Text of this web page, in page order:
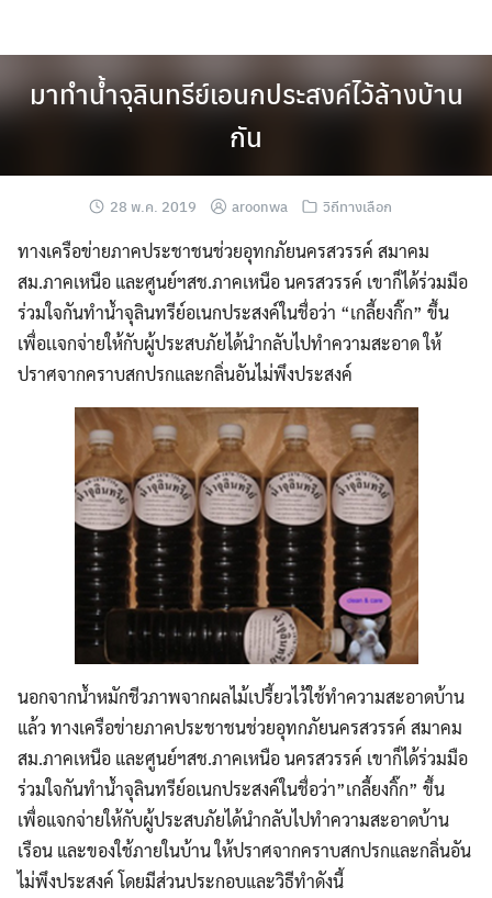
มาทำน้ำจุลินทรีย์เอนกประสงค์ไว้ล้างบ้าน
กัน
28 พ.ค. 2019 aroonwa วิถีทางเลือก
ทางเครือข่ายภาคประชาชนช่วยอุทกภัยนครสวรรค์ สมาคม
สม.ภาคเหนือ และศูนย์ฯสช.ภาคเหนือ นครสวรรค์ เขาก็ได้ร่วมมือ
ร่วมใจกันทำน้ำจุลินทรีย์อเนกประสงค์ในชื่อว่า “เกลี้ยงกิ๊ก” ขึ้น
เพื่อเเจกจ่ายให้กับผู้ประสบภัยได้นำกลับไปทำความสะอาด ให้
ปราศจากคราบสกปรกและกลิ่นอันไม่พึงประสงค์
นอกจากน้ำหมักชีวภาพจากผลไม้เปรี้ยวไว้ใช้ทำความสะอาดบ้าน
แล้ว ทางเครือข่ายภาคประชาชนช่วยอุทกภัยนครสวรรค์ สมาคม
สม.ภาคเหนือ และศูนย์ฯสช.ภาคเหนือ นครสวรรค์ เขาก็ได้ร่วมมือ
ร่วมใจกันทำน้ำจุลินทรีย์อเนกประสงค์ในชื่อว่า”เกลี้ยงกิ๊ก” ขึ้น
เพื่อแจกจ่ายให้กับผู้ประสบภัยได้นำกลับไปทำความสะอาดบ้าน
เรือน และของใช้ภายในบ้าน ให้ปราศจากคราบสกปรกและกลิ่นอัน
ไม่พึงประสงค์ โดยมีส่วนประกอบและวิธีทำดังนี้